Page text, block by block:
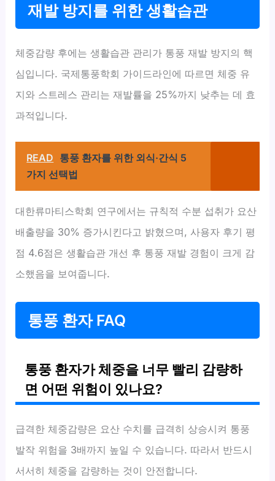
재발 방지를 위한 생활습관
체중감량 후에는 생활습관 관리가 통풍 재발 방지의 핵
심입니다. 국제통풍학회 가이드라인에 따르면 체중 유
지와 스트레스 관리는 재발률을 25%까지 낮추는 데 효
과적입니다.
READ 통풍 환자를 위한 외식·간식 5
가지 선택법
대한류마티스학회 연구에서는 규칙적 수분 섭취가 요산
배출량을 30% 증가시킨다고 밝혔으며, 사용자 후기 평
점 4.6점은 생활습관 개선 후 통풍 재발 경험이 크게 감
소했음을 보여줍니다.
통풍 환자 FAQ
통풍 환자가 체중을 너무 빨리 감량하
면 어떤 위험이 있나요?
급격한 체중감량은 요산 수치를 급격히 상승시켜 통풍
발작 위험을 3배까지 높일 수 있습니다. 따라서 반드시
서서히 체중을 감량하는 것이 안전합니다.